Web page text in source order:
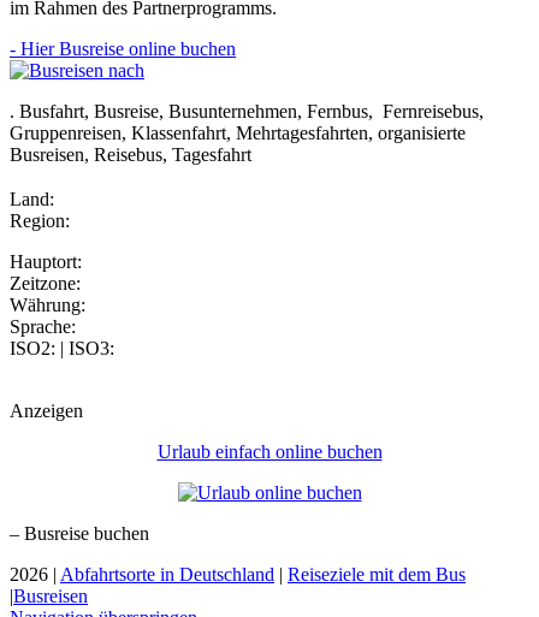
im Rahmen des Partnerprogramms.
- Hier Busreise online buchen
. Busfahrt, Busreise, Busunternehmen, Fernbus, Fernreisebus,
Gruppenreisen, Klassenfahrt, Mehrtagesfahrten, organisierte
Busreisen, Reisebus, Tagesfahrt
Land:
Region:
Hauptort:
Zeitzone:
Währung:
Sprache:
ISO2: | ISO3:
Anzeigen
Urlaub einfach online buchen
– Busreise buchen
2026 | Abfahrtsorte in Deutschland | Reiseziele mit dem Bus
|Busreisen